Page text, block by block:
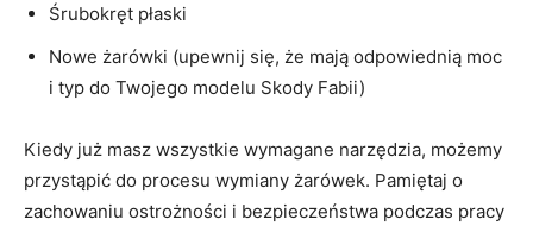
Śrubokręt płaski
Nowe żarówki (upewnij się, że mają odpowiednią moc
i typ do Twojego modelu Skody Fabii)
Kiedy już masz wszystkie wymagane narzędzia, możemy⁣
przystąpić do procesu wymiany żarówek. Pamiętaj o
zachowaniu ostrożności i bezpieczeństwa podczas pracy